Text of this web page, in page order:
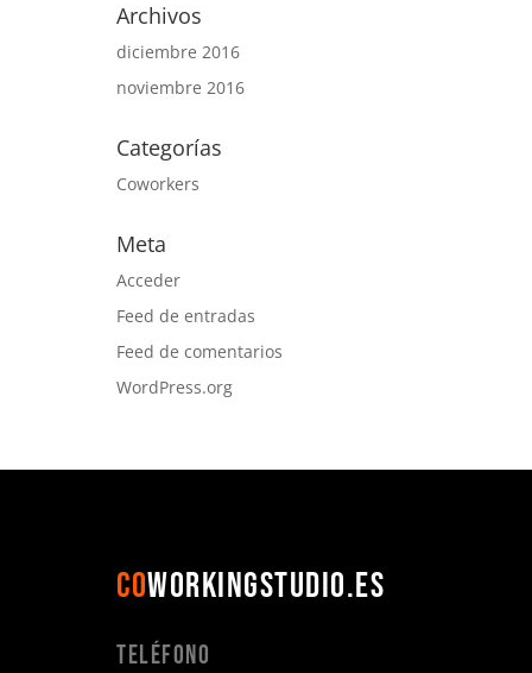
Archivos
diciembre 2016
noviembre 2016
Categorías
Coworkers
Meta
Acceder
Feed de entradas
Feed de comentarios
WordPress.org
COWORKINGSTUDIO.ES
Teléfono